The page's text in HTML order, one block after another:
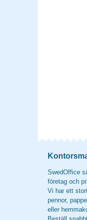
SwedOffice
företag och
Vi har ett
pennor,
eller